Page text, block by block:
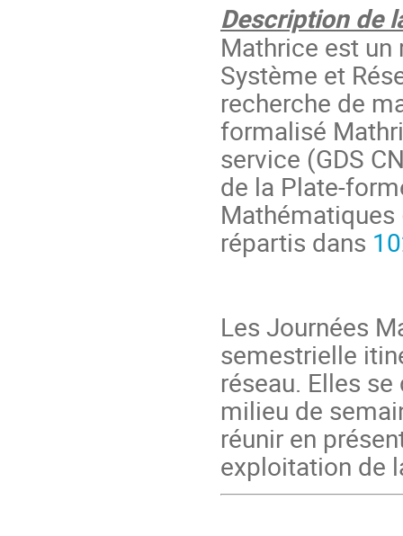
Description de
Mathrice est
Système et
recherche de
formalisé
service (GDS
de la Plate-
répartis dans
Les Journées
semestrielle
réseau. Elles
milieu de
réunir en
exploitation de